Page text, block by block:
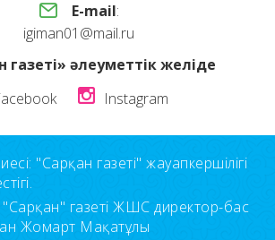
E-mail:
igiman01@mail.ru
газеті» әлеуметтік желіде
Instagram
"Сарқан газеті" жауапкершілігі
газеті ЖШС директор-бас
Жомарт Мақатұлы